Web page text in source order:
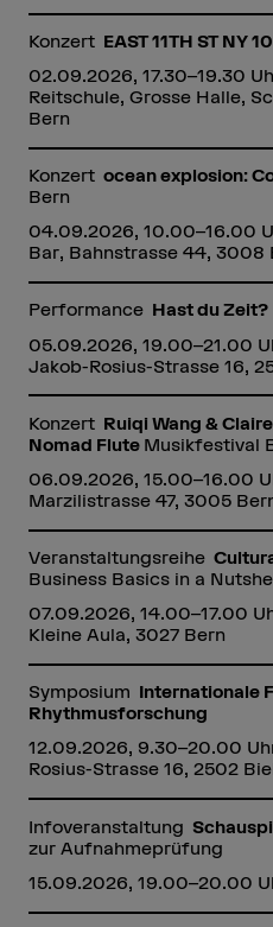
Konzert EAST 11TH ST NY
02.09.2026, 17.30–19.30
Reitschule, Grosse Halle,
Bern
Konzert ocean explosion:
Bern
04.09.2026, 10.00–16.00
Bar, Bahnstrasse 44, 3008
Performance Hast du Zeit?
05.09.2026, 19.00–21.00
Jakob-Rosius-Strasse 16,
Konzert Ruiqi Wang &
Nomad Flute Musikfestival
06.09.2026, 15.00–16.00
Marzilistrasse 47, 3005
Veranstaltungsreihe
Business Basics in a
07.09.2026, 14.00–17.00
Kleine Aula, 3027 Bern
Symposium Internationale
Rhythmusforschung
12.09.2026, 9.30–20.00
Rosius-Strasse 16, 2502
Infoveranstaltung
zur Aufnahmeprüfung
15.09.2026, 19.00–20.00